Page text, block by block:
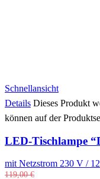
Schnellansicht
Details Dieses Produkt
können auf der
LED-Tischlampe
mit Netzstrom 230 V /
119,00€